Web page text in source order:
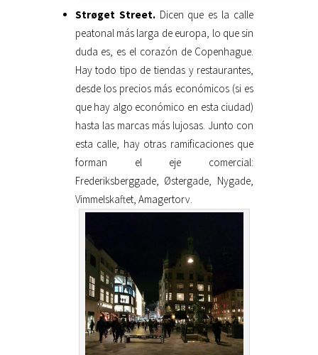
Strøget Street.Dicen que es la calle
peatonal más larga de europa, lo que sin
duda es, es el corazón de Copenhague.
Hay todo tipo de tiendas y restaurantes,
desde los precios más económicos (si es
que hay algo económico en esta ciudad)
hasta las marcas más lujosas. Junto con
esta calle, hay otras ramificaciones que
forman el eje comercial:
Frederiksberggade, Østergade, Nygade,
Vimmelskaftet, Amagertorv.